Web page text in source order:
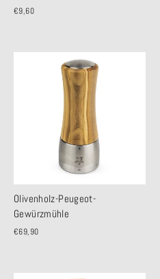
€9,60
Olivenholz-Peugeot-
Gewürzmühle
€69,90